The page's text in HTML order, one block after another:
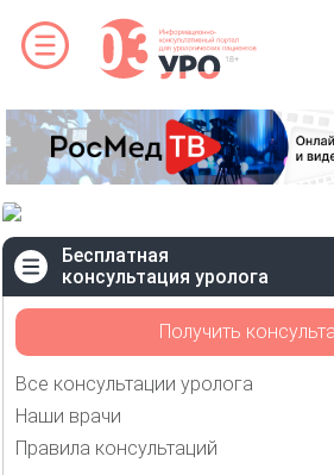
Бесплатная
консультация уролога
Получить
Все консультации уролога
Наши врачи
Правила консультаций